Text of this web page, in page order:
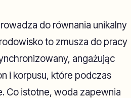
do równania unikalny
to zmusza do pracy
angażując
i korpusu, które podczas
Co istotne, woda zapewnia